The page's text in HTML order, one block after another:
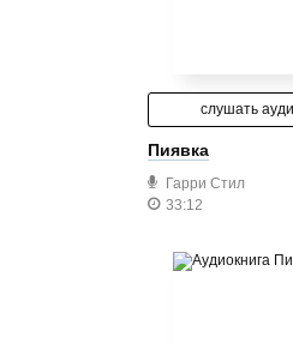
слушать
Пиявка
Гарри Стил
33:12